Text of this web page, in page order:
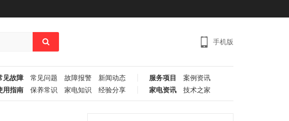
手机版
见故障 常见问题 故障报警 新闻动态 服务项目
案例资讯
用指南 保养常识 家电知识 经验分享 家电资讯 技术之家